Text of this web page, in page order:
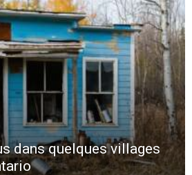
dans quelques villages